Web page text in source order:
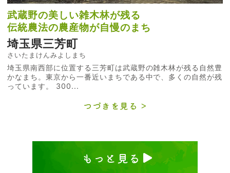
武蔵野の美しい雑木林が残る
伝統農法の農産物が自慢のまち
埼玉県三芳町
さいたまけんみよしまち
埼玉県南西部に位置する三芳町は武蔵野の雑木林が残る自然豊
かなまち。東京から一番近いまちである中で、多くの自然が残
っています。 300...
つづきを見る
もっと見る